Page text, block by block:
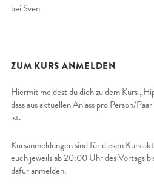
bei Sven
ZUM KURS ANMELDEN
Hiermit meldest du dich zu dem Kurs
dass aus aktuellen Anlass pro Person/
ist.
Kursanmeldungen sind für diesen Kurs
euch jeweils ab 20:00 Uhr des Vortags
dafür anmelden.